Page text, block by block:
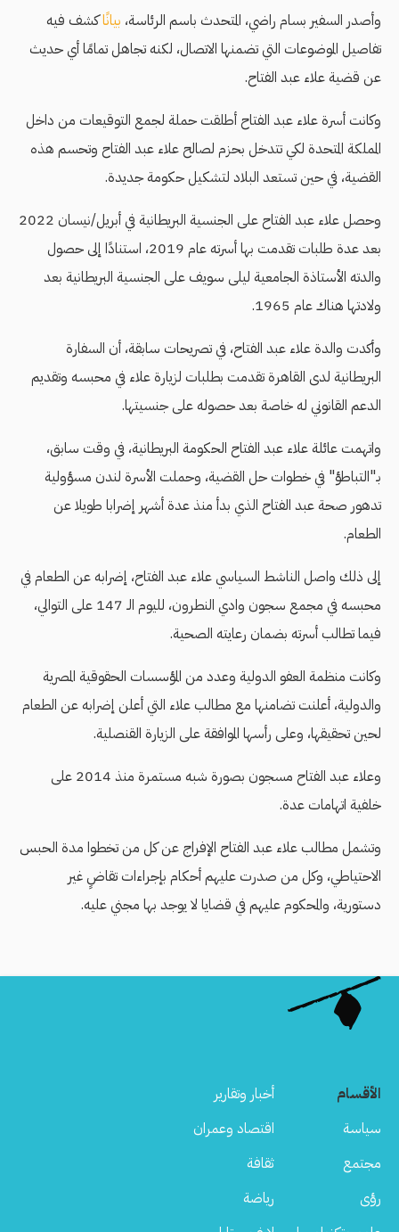
وأصدر السفير بسام راضي، المتحدث باسم الرئاسة، بيانًاكشف فيه
تفاصيل الموضوعات التي تضمنها الاتصال، لكنه تجاهل تمامًا أي حديث
عن قضية علاء عبد الفتاح.
وكانت أسرة علاء عبد الفتاح أطلقت حملة لجمع التوقيعات من داخل
المملكة المتحدة لكي تتدخل بحزم لصالح علاء عبد الفتاح وتحسم هذه
القضية، في حين تستعد البلاد لتشكيل حكومة جديدة.
وحصل علاء عبد الفتاح على الجنسية البريطانية في أبريل/نيسان 2022
بعد عدة طلبات تقدمت بها أسرته عام 2019، استنادًا إلى حصول
والدته الأستاذة الجامعية ليلى سويف على الجنسية البريطانية بعد
ولادتها هناك عام 1965.
وأكدت والدة علاء عبد الفتاح، في تصريحات سابقة، أن السفارة
البريطانية لدى القاهرة تقدمت بطلبات لزيارة علاء في محبسه وتقديم
الدعم القانوني له خاصة بعد حصوله على جنسيتها.
واتهمت عائلة علاء عبد الفتاح الحكومة البريطانية، في وقت سابق،
بـ"التباطؤ" في خطوات حل القضية، وحملت الأسرة لندن مسؤولية
تدهور صحة عبد الفتاح الذي بدأ منذ عدة أشهر إضرابا طويلا عن
الطعام.
إلى ذلك واصل الناشط السياسي علاء عبد الفتاح، إضرابه عن الطعام في
محبسه في مجمع سجون وادي النطرون، لليوم الـ 147 على التوالي،
فيما تطالب أسرته بضمان رعايته الصحية.
وكانت منظمة العفو الدولية وعدد من المؤسسات الحقوقية المصرية
والدولية، أعلنت تضامنها مع مطالب علاء التي أعلن إضرابه عن الطعام
لحين تحقيقها، وعلى رأسها الموافقة على الزيارة القنصلية.
وعلاء عبد الفتاح مسجون بصورة شبه مستمرة منذ 2014 على
خلفية اتهامات عدة.
وتشمل مطالب علاء عبد الفتاح الإفراج عن كل من تخطوا مدة الحبس
الاحتياطي، وكل من صدرت عليهم أحكام بإجراءات تقاضٍ غير
دستورية، والمحكوم عليهم في قضايا لا يوجد بها مجني عليه.
الأقسام
أخبار وتقارير
سياسة
اقتصاد وعمران
مجتمع
ثقافة
رؤى
رياضة